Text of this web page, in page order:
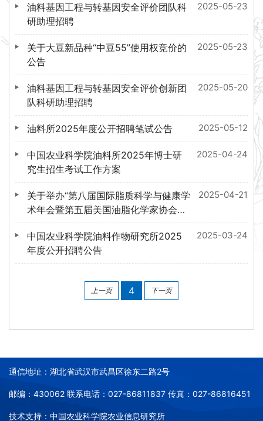
2025-05-23
油料基因工程与转基因安全评价团队科
研助理招聘
2025-05-23
关于大豆新品种“中豆55”使用权竞价的
公告
2025-05-20
油料基因工程与转基因安全评价创新团
队科研助理招聘
2025-05-12
油料所2025年度公开招聘笔试公告
2025-04-24
中国农业科学院油料所2025年博士研
究生招生考试工作方案
2025-04-21
关于举办“第八届国际脂质科学与健康学
术年会暨第五届美国油脂化学家协会中
国分会年会•2025”会议通知（第一轮）
2025-03-24
中国农业科学院油料作物研究所2025
年度公开招聘公告
上一页 4 下一页
通信地址：湖北省武汉市武昌区徐东二路2号
邮编：430062 联系电话：027-86811837 传真：027-86816451
技术支持：中国农业科学院农业信息研究所